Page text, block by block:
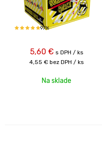
97%
5,60 € s DPH / ks
4,55 € bez DPH / ks
Na sklade